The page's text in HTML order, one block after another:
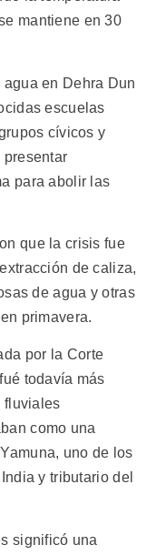
mantiene en 30
en Dehra Dun
escuelas
cívicos y
para abolir las
que la crisis fue
de caliza,
de agua y otras
primavera.
por la Corte
todavía más
fluviales
como una
uno de los
y tributario del
significó una